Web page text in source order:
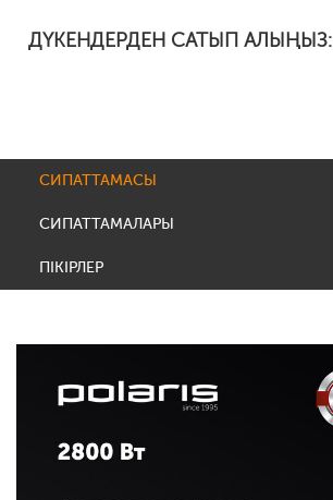
ДҮКЕНДЕРДЕН САТЫП АЛЫҢЫЗ:
СИПАТТАМАСЫ
СИПАТТАМАЛАРЫ
ПІКІРЛЕР